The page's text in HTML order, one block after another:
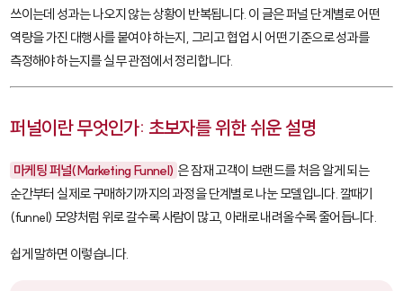
쓰이는데 성과는 나오지 않는 상황이 반복됩니다. 이 글은 퍼널 단계별로 어떤
역량을 가진 대행사를 붙여야 하는지, 그리고 협업 시 어떤 기준으로 성과를
측정해야 하는지를 실무 관점에서 정리합니다.
퍼널이란 무엇인가: 초보자를 위한 쉬운 설명
마케팅 퍼널(Marketing Funnel) 은 잠재 고객이 브랜드를 처음 알게 되는
순간부터 실제로 구매하기까지의 과정을 단계별로 나눈 모델입니다. 깔때기
(funnel) 모양처럼 위로 갈수록 사람이 많고, 아래로 내려올수록 줄어듭니다.
쉽게 말하면 이렇습니다.